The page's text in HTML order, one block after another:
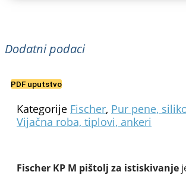
Dodatni podaci
PDF uputstvo
Kategorije Fischer, Pur pene,
Vijačna roba, tiplovi, ankeri
Fischer KP M pištolj za istiskivanje